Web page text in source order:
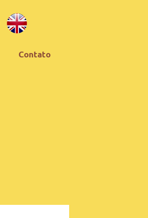
Contato